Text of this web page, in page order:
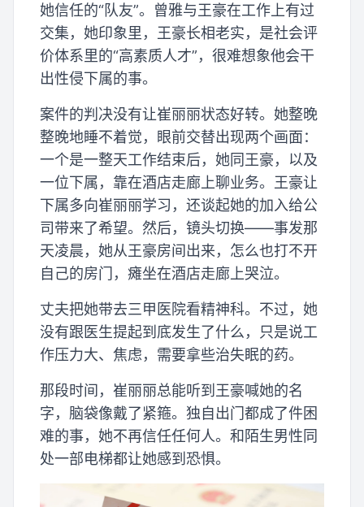
她信任的“队友”。曾雅与王豪在工作上有过
交集，她印象里，王豪长相老实，是社会评
价体系里的“高素质人才”，很难想象他会干
出性侵下属的事。
案件的判决没有让崔丽丽状态好转。她整晚
整晚地睡不着觉，眼前交替出现两个画面：
一个是一整天工作结束后，她同王豪，以及
一位下属，靠在酒店走廊上聊业务。王豪让
下属多向崔丽丽学习，还谈起她的加入给公
司带来了希望。然后，镜头切换——事发那
天凌晨，她从王豪房间出来，怎么也打不开
自己的房门，瘫坐在酒店走廊上哭泣。
丈夫把她带去三甲医院看精神科。不过，她
没有跟医生提起到底发生了什么，只是说工
作压力大、焦虑，需要拿些治失眠的药。
那段时间，崔丽丽总能听到王豪喊她的名
字，脑袋像戴了紧箍。独自出门都成了件困
难的事，她不再信任任何人。和陌生男性同
处一部电梯都让她感到恐惧。